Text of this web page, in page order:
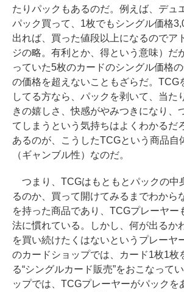
たりパックもあるのだ。例えば、デュ
パック買って、1枚でもシングル価格
出れば、買った値段以上になるのでア
ジの略。有利とか、得という意味）だ
っていた5枚のカードのシングル価格
の価格を超えないこともざらだ。TCG
してる方なら、パックを剥いて、当た
きの嬉しさ、快感がやみつきになり、
てしまうという気持ちはよくわかるだ
あるのが、こうしたTCGという商品自
（ギャンブル性）なのだ。
つまり、TCGはもともとパックの中
るのか、買って開けてみるまでわから
を持った商品であり、TCGプレーヤー
法に慣れている。しかし、何が出るか
を買い続けたくはないというプレーヤ
のカードショップでは、カード1枚1枚
る“シングルカード販売”をおこなって
ップでは、TCGプレーヤーがパックを